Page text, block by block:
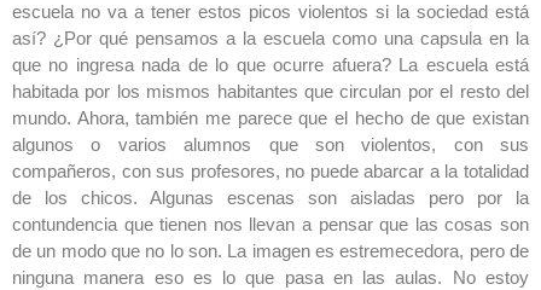
escuela no va a tener estos picos violentos si la sociedad está
así? ¿Por qué pensamos a la escuela como una capsula en la
que no ingresa nada de lo que ocurre afuera? La escuela está
habitada por los mismos habitantes que circulan por el resto del
mundo. Ahora, también me parece que el hecho de que existan
algunos o varios alumnos que son violentos, con sus
compañeros, con sus profesores, no puede abarcar a la totalidad
de los chicos. Algunas escenas son aisladas pero por la
contundencia que tienen nos llevan a pensar que las cosas son
de un modo que no lo son. La imagen es estremecedora, pero de
ninguna manera eso es lo que pasa en las aulas. No estoy